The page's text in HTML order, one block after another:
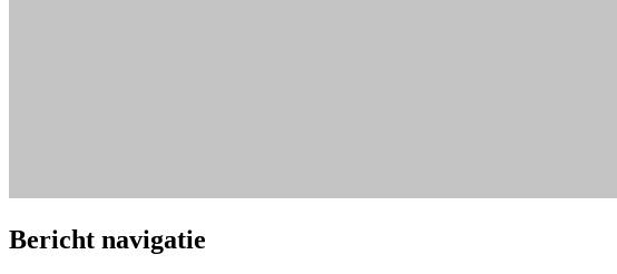
Bericht navigatie